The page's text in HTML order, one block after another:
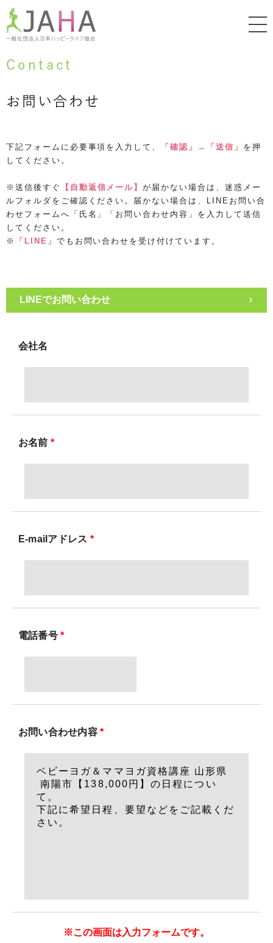
Contact
お問い合わせ
下記フォームに必要事項を入力して、 「確認」→「送信」 を押
してください。
※送信後すぐ 【自動返信メール】が届かない場合は、迷惑メー
ルフォルダをご確認ください。届かない場合は、LINEお問い合
わせフォームへ「氏名」「お問い合わせ内容」を入力して送信
してください。
※
「LINE」 でもお問い合わせを受け付けています。
>
会社名
お名前 *
E-mailアドレス *
電話番号*
お問い合わせ内容*
※この画面は入力フォームです。